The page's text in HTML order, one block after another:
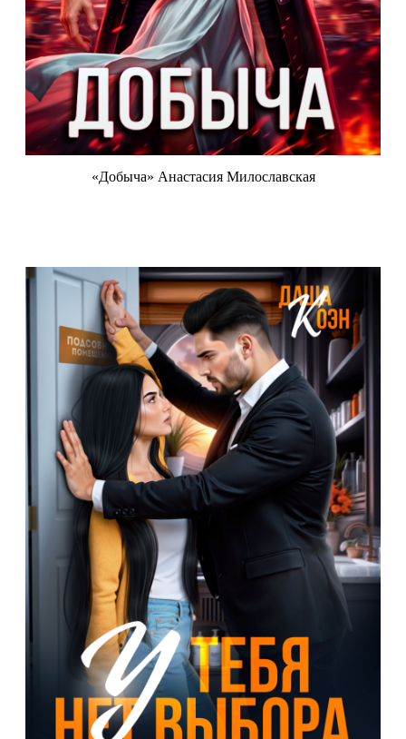
«Добыча» Анастасия Милославская